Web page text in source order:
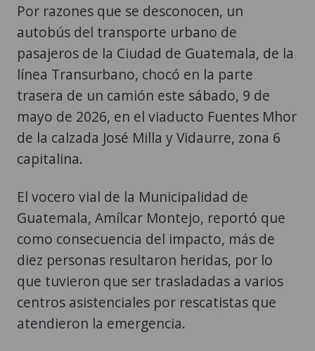
Por razones que se desconocen, un
autobús del transporte urbano de
pasajeros de la Ciudad de Guatemala, de la
línea Transurbano, chocó en la parte
trasera de un camión este sábado, 9 de
mayo de 2026, en el viaducto Fuentes Mhor
de la calzada José Milla y Vidaurre, zona 6
capitalina.
El vocero vial de la Municipalidad de
Guatemala, Amílcar Montejo, reportó que
como consecuencia del impacto, más de
diez personas resultaron heridas, por lo
que tuvieron que ser trasladadas a varios
centros asistenciales por rescatistas que
atendieron la emergencia.